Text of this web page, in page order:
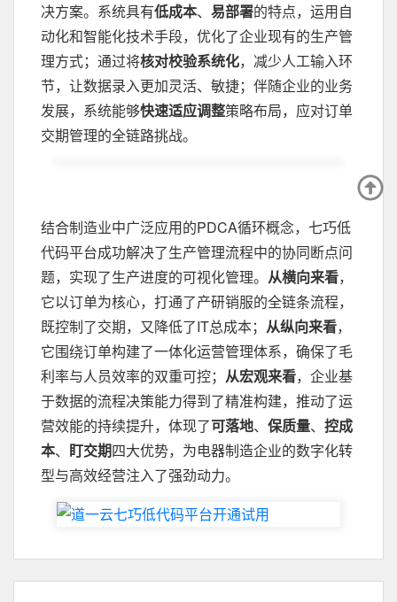
决方案。系统具有低成本、 易部署的特点，运用自
动化和智能化技术手段，优化了企业现有的生产管
理方式；通过将核对校验系统化，减少人工输入环
节，让数据录入更加灵活、敏捷；伴随企业的业务
发展，系统能够快速适应调整策略布局，应对订单
交期管理的全链路挑战。
结合制造业中广泛应用的PDCA循环概念，七巧低
代码平台成功解决了生产管理流程中的协同断点问
题，实现了生产进度的可视化管理。 从横向来看，
它以订单为核心，打通了产研销服的全链条流程，
既控制了交期，又降低了IT总成本； 从纵向来看，
它围绕订单构建了一体化运营管理体系，确保了毛
利率与人员效率的双重可控； 从宏观来看，企业基
于数据的流程决策能力得到了精准构建，推动了运
营效能的持续提升，体现了可落地、 保质量、 控成
本、 盯交期四大优势，为电器制造企业的数字化转
型与高效经营注入了强劲动力。